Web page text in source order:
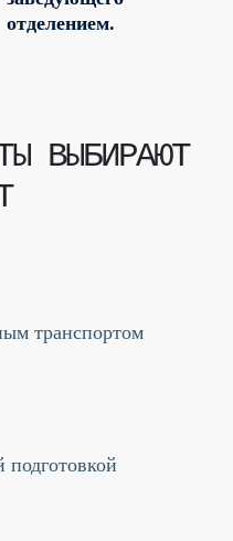
отделением.
ВЫБИРАЮТ
транспортом
подготовкой